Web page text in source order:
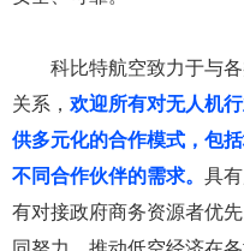
科比特航空致力于与
关系， 欢迎所有对无人机
供多元化的合作模式，包
不同合作伙伴的需求。 具
有对接政府商务资源者优先